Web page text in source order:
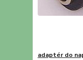
adaptér do